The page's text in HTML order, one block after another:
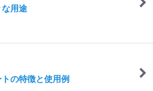
な用途
の特徴と使用例